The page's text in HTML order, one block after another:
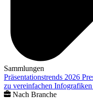
Sammlungen
Präsentationstrends 2026
zu vereinfachen Infografiken
Nach Branche